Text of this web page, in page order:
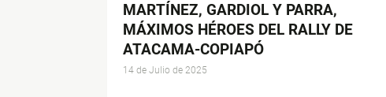
MARTÍNEZ, GARDIOL Y PARRA,
MÁXIMOS HÉROES DEL RALLY DE
ATACAMA-COPIAPÓ
14 de Julio de 2025